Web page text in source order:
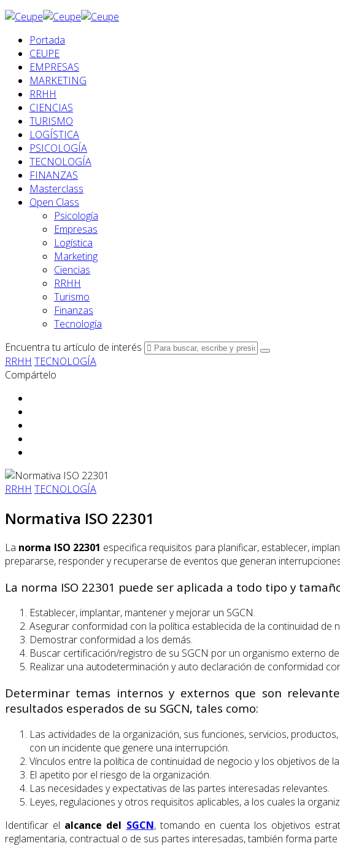
Portada
CEUPE
EMPRESAS
MARKETING
RRHH
CIENCIAS
TURISMO
LOGÍSTICA
PSICOLOGÍA
TECNOLOGÍA
FINANZAS
Masterclass
Open Class
Psicología
Empresas
Logística
Marketing
Ciencias
RRHH
Turismo
Finanzas
Tecnología
Encuentra tu artículo de interés
RRHH TECNOLOGÍA
Compártelo
RRHH TECNOLOGÍA
Normativa ISO 22301
La norma ISO 22301 especifica requisitos para planificar, establecer,
prepararse, responder y recuperarse de eventos que generan
La norma ISO 22301 puede ser aplicada a todo tipo y
Establecer, implantar, mantener y mejorar un SGCN.
Asegurar conformidad con la política establecida de la continuidad de
Demostrar conformidad a los demás.
Buscar certificación/registro de su SGCN por un organismo externo
Realizar una autodeterminación y auto declaración de conformidad
Determinar temas internos y externos que son
resultados esperados de su SGCN, tales como:
Las actividades de la organización, sus funciones, servicios,
con un incidente que genere una interrupción.
Vínculos entre la política de continuidad de negocio y los objetivos de
El apetito por el riesgo de la organización.
Las necesidades y expectativas de las partes interesadas relevantes.
Leyes, regulaciones y otros requisitos aplicables, a los cuales la
Identificar el alcance del SGCN, tomando en cuenta los objetivos
reglamentaria, contractual o de sus partes interesadas, también forma parte